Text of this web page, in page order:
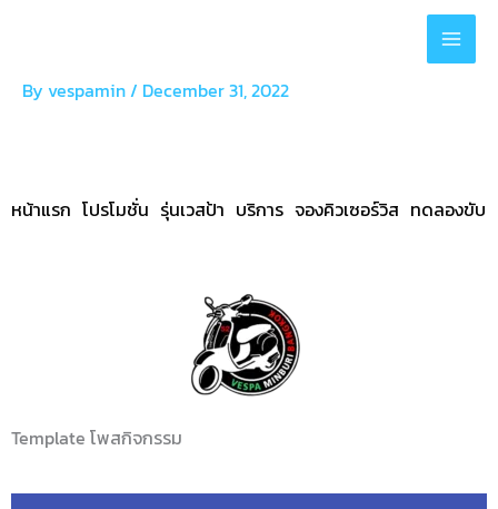
content
By vespamin/ December 31, 2022
หน้าแรก โปรโมชั่น รุ่นเวสป้า บริการ จองคิวเซอร์วิส ทดลองขับ
Template โพสกิจกรรม